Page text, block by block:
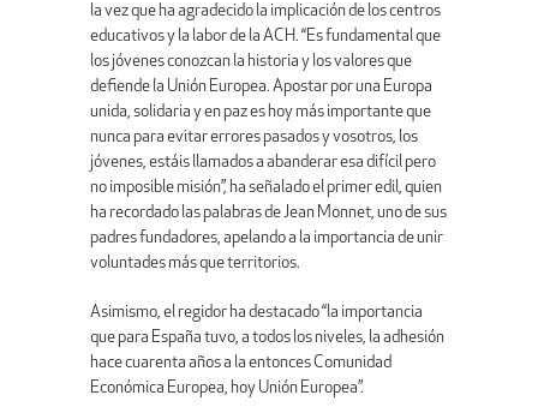
la vez que ha agradecido la implicación de los centros
educativos y la labor de la ACH. “Es fundamental que
los jóvenes conozcan la historia y los valores que
defiende la Unión Europea. Apostar por una Europa
unida, solidaria y en paz es hoy más importante que
nunca para evitar errores pasados y vosotros, los
jóvenes, estáis llamados a abanderar esa difícil pero
no imposible misión”, ha señalado el primer edil, quien
ha recordado las palabras de Jean Monnet, uno de sus
padres fundadores, apelando a la importancia de unir
voluntades más que territorios.
Asimismo, el regidor ha destacado “la importancia
que para España tuvo, a todos los niveles, la adhesión
hace cuarenta años a la entonces Comunidad
Económica Europea, hoy Unión Europea”.